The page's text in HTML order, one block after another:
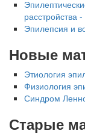
расстройства -
Эпилепсия и
Новые
Этиология
Физиология
Синдром
Старые